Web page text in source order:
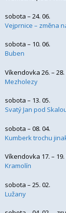
sobota – 24. 06.
Vejprnice – změna
sobota – 10. 06.
Buben
Víkendovka 26. – 28.
Mezholezy
sobota – 13. 05.
Svatý Jan pod
sobota – 08. 04.
Kumberk trochu
Víkendovka 17. – 19.
Kramolín
sobota – 25. 02.
Lužany